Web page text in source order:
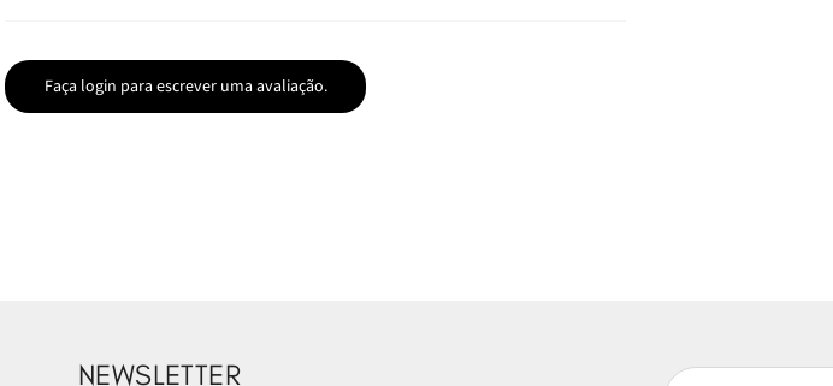
Faça login para escrever uma avaliação.
NEWSLETTER